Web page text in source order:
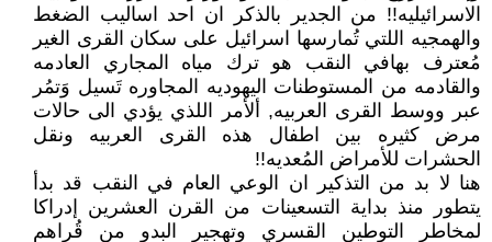
الاسرائيليه!! من الجدير بالذكر ان احد اساليب الضغط
والهمجيه اللتي تُمارسها اسرائيل على سكان القرى الغير
مُعترف بهافي النقب هو ترك مياه المجاري العادمه
والقادمه من المستوطنات اليهوديه المجاوره تَسيل وَتمُر
عبر ووسط القرى العربيه, ألأمر اللذي يؤدي الى حالات
مرض كثيره بين اطفال هذه القرى العربيه ونقل
الحشرات للأمراض المُعديه!!
هنا لا بد من التذكير ان الوعي العام في النقب قد بدأ
يتطور منذ بداية التسعينات من القرن العشرين إدراكا
لمخاطر التوطين القسري وتهجير البدو من قُراهم